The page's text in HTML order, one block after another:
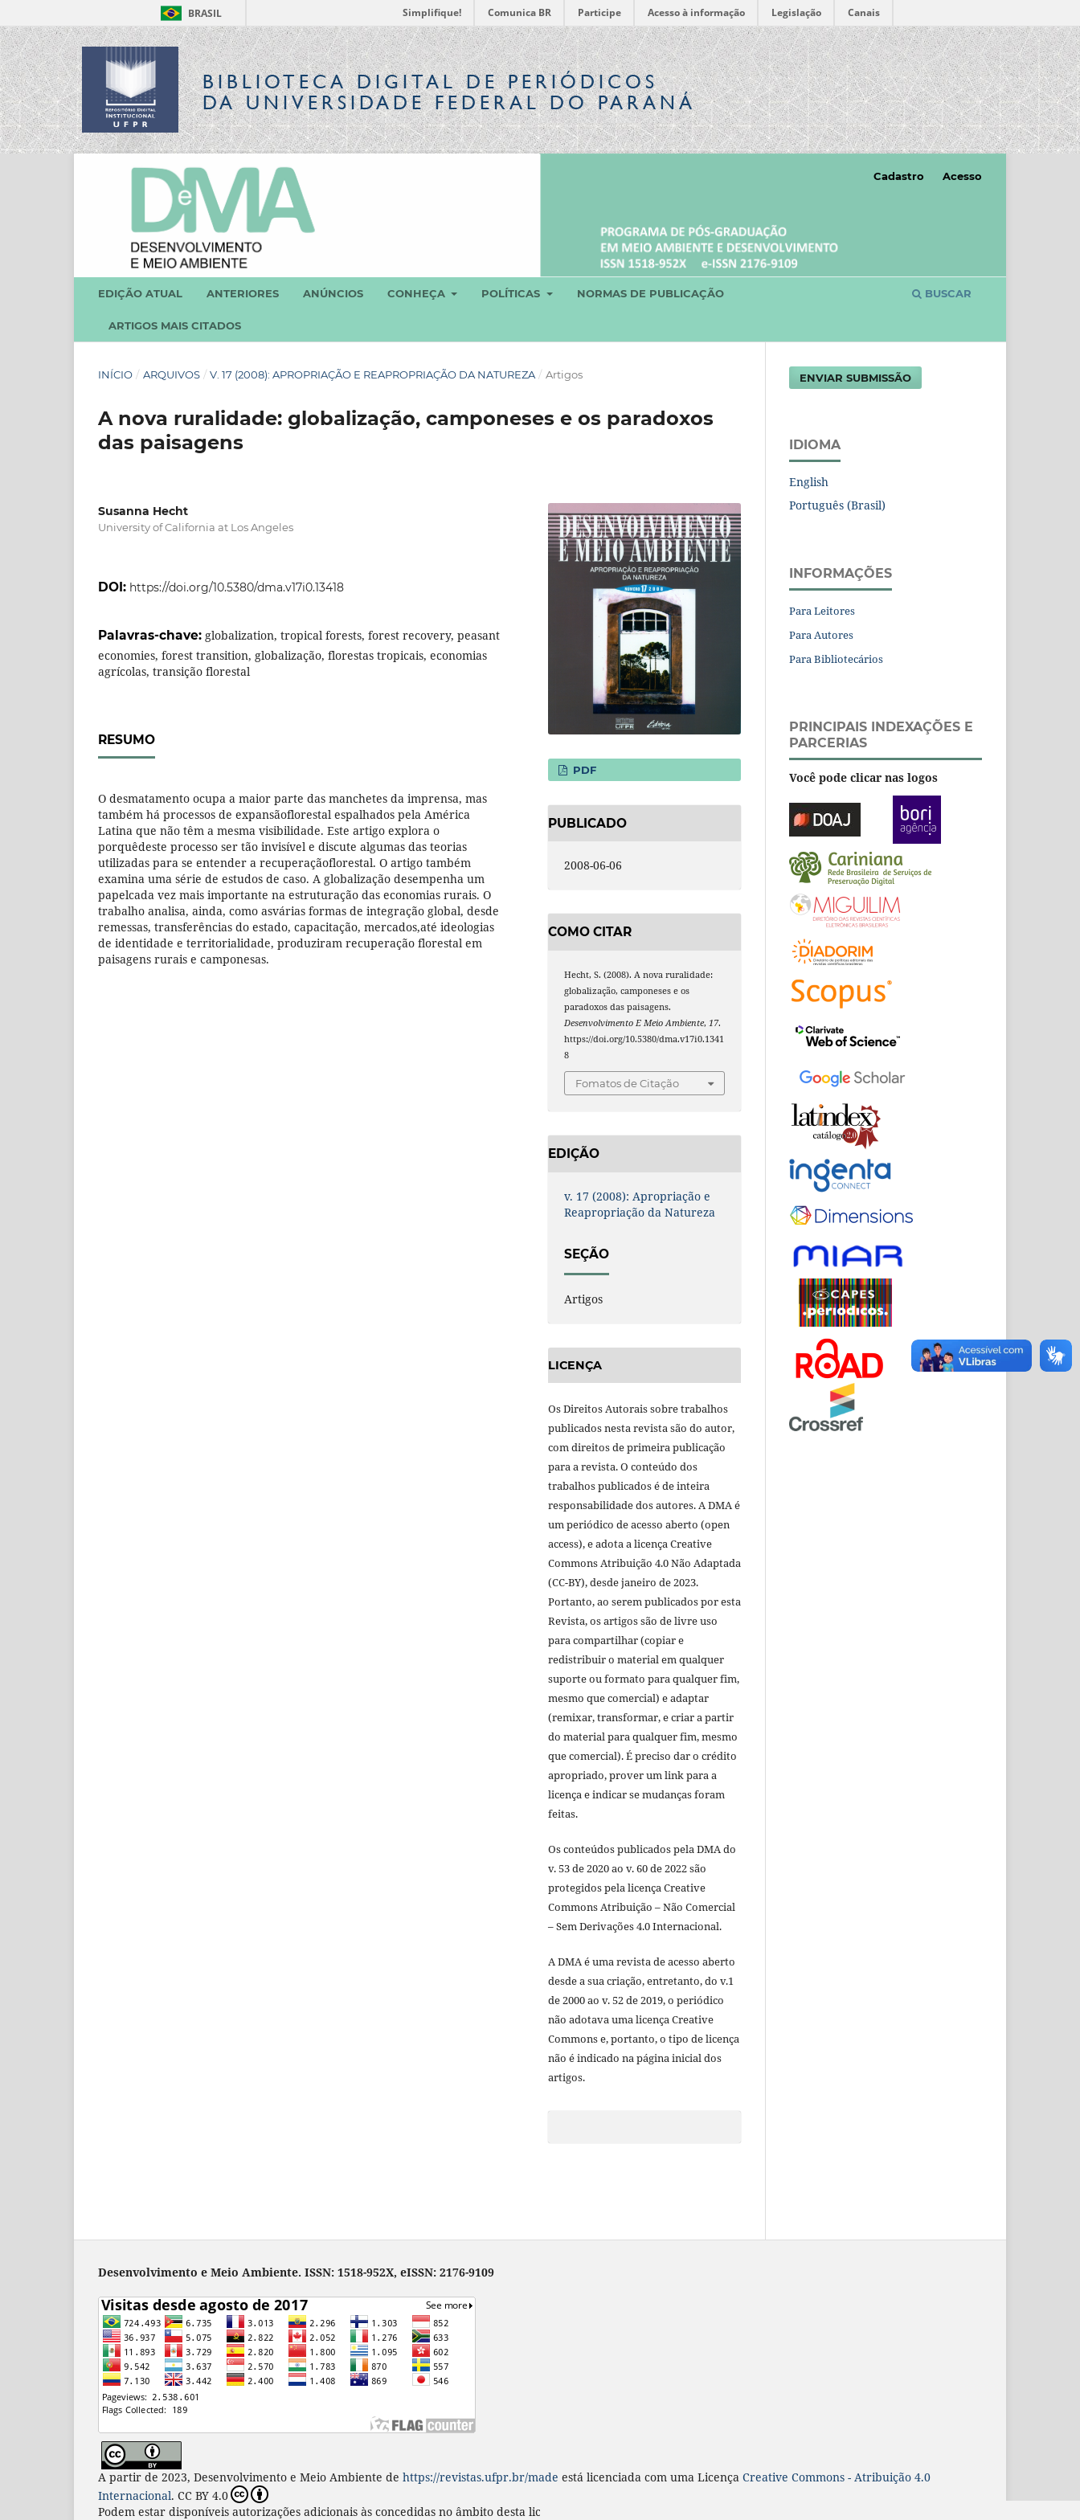
BRASIL Simplifique! Comunica BR Participe Acesso à informação Legislação Canais
BIBLIOTECA DIGITALDE PERIÓDICOS
DA UNIVERSIDADE FEDERAL DO PARANÁ
EDIÇÃO ATUAL ANTERIORES ANÚNCIOS CONHEÇA POLÍTICAS NORMAS DE PUBLICAÇÃO
ARTIGOS MAIS CITADOS
BUSCAR
Cadastro Acesso
INÍCIO / ARQUIVOS / V. 17 (2008): APROPRIAÇÃO E REAPROPRIAÇÃO DA NATUREZA / Artigos
A nova ruralidade: globalização, camponeses e os paradoxos
das paisagens
Susanna Hecht
University of California at Los Angeles
DOI: https://doi.org/10.5380/dma.v17i0.13418
Palavras-chave: globalization, tropical forests, forest recovery, peasant
economies, forest transition, globalização, florestas tropicais, economias
agrícolas, transição florestal
RESUMO
O desmatamento ocupa a maior parte das manchetes da imprensa, mas
também há processos de expansãoflorestal espalhados pela América
Latina que não têm a mesma visibilidade. Este artigo explora o
porquêdeste processo ser tão invisível e discute algumas das teorias
utilizadas para se entender a recuperaçãoflorestal. O artigo também
examina uma série de estudos de caso. A globalização desempenha um
papelcada vez mais importante na estruturação das economias rurais. O
trabalho analisa, ainda, como asvárias formas de integração global, desde
remessas, transferências do estado, capacitação, mercados,até ideologias
de identidade e territorialidade, produziram recuperação florestal em
paisagens rurais e camponesas.
PDF
PUBLICADO
2008-06-06
COMO CITAR
Hecht, S. (2008). A nova ruralidade:
globalização, camponeses e os
paradoxos das paisagens.
Desenvolvimento E Meio Ambiente, 17.
https://doi.org/10.5380/dma.v17i0.1341
8
Fomatos de Citação
EDIÇÃO
v. 17 (2008): Apropriação e
Reapropriação da Natureza
SEÇÃO
Artigos
LICENÇA
Os Direitos Autorais sobre trabalhos
publicados nesta revista são do autor,
com direitos de primeira publicação
para a revista. O conteúdo dos
trabalhos publicados é de inteira
responsabilidade dos autores. A DMA é
um periódico de acesso aberto (open
access), e adota a licença Creative
Commons Atribuição 4.0 Não Adaptada
(CC-BY), desde janeiro de 2023.
Portanto, ao serem publicados por esta
Revista, os artigos são de livre uso
para compartilhar (copiar e
redistribuir o material em qualquer
suporte ou formato para qualquer fim,
mesmo que comercial) e adaptar
(remixar, transformar, e criar a partir
do material para qualquer fim, mesmo
que comercial). É preciso dar o crédito
apropriado, prover um link para a
licença e indicar se mudanças foram
feitas.
Os conteúdos publicados pela DMA do
v. 53 de 2020 ao v. 60 de 2022 são
protegidos pela licença Creative
Commons Atribuição – Não Comercial
– Sem Derivações 4.0 Internacional.
A DMA é uma revista de acesso aberto
desde a sua criação, entretanto, do v.1
de 2000 ao v. 52 de 2019, o periódico
não adotava uma licença Creative
Commons e, portanto, o tipo de licença
não é indicado na página inicial dos
artigos.
ENVIAR SUBMISSÃO
IDIOMA
English
Português (Brasil)
INFORMAÇÕES
Para Leitores
Para Autores
Para Bibliotecários
PRINCIPAIS INDEXAÇÕES E
PARCERIAS
Você pode clicar nas logos
Desenvolvimento e Meio Ambiente. ISSN: 1518-952X, eISSN: 2176-9109
A partir de 2023, Desenvolvimento e Meio Ambiente de https://revistas.ufpr.br/made está licenciada com uma Licença Creative Commons - Atribuição 4.0
Internacional. CC BY 4.0
Podem estar disponíveis autorizações adicionais às concedidas no âmbito desta licença em